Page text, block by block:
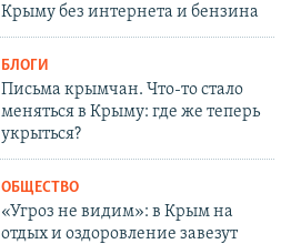
Крыму без интернета и бензина
БЛОГИ
Письма крымчан. Что-то стало
меняться в Крыму: где же теперь
укрыться?
ОБЩЕСТВО
«Угроз не видим»: в Крым на
отдых и оздоровление завезут